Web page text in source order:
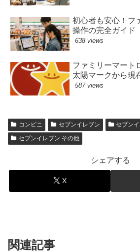
初心者も安心！フ
操作の完全ガイド
638 views
ファミリーマート
太陽マークから現
587 views
コンビニ セブンイレブン
セブン
セブンイレブン その他
シェアする
X
関連記事